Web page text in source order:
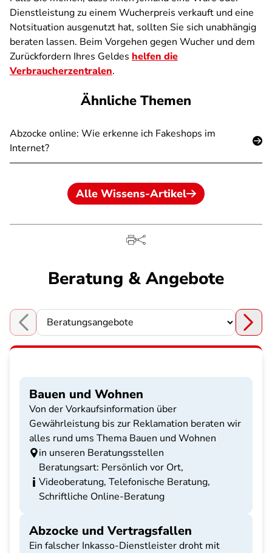
Dienstleistung zu einem Wucherpreis verkauft und eine
Notsituation ausgenutzt hat, sollten Sie sich unabhängig
beraten lassen. Beim Vorgehen gegen Wucher und dem
Zurückfordern Ihres Geldes helfen die
Verbraucherzentralen.
Ähnliche Themen
Abzocke online: Wie erkenne ich Fakeshops im
Internet?
Alle Wissens-Artikel
Beratung & Angebote
Choose a section
Bauen und Wohnen
Von der Vorkaufsinformation über
Gewährleistung bis zur Reklamation beraten wir
alles rund ums Thema Bauen und Wohnen
in unseren Beratungsstellen
Beratungsart: Persönlich vor Ort,
Videoberatung, Telefonische Beratung,
Schriftliche Online-Beratung
Abzocke und Vertragsfallen
Ein falscher Inkasso-Dienstleister droht mit